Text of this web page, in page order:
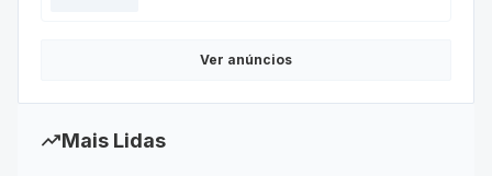
Ver anúncios
trending_upMais Lidas